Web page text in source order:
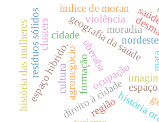
geografia da saúde
agronegóciouberaba
moradia
ocupação
direito à cidadehistória
cidade
formação
espaço híbrido.
região
nordeste
espaço
violência
índice de moran
resíduos sólidosclusters
história das mulheres cultura